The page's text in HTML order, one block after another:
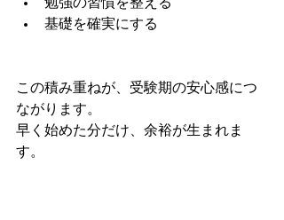
勉強の習慣を整える
基礎を確実にする
この積み重ねが、受験期の安心感につ
ながります。
早く始めた分だけ、余裕が生まれま
す。